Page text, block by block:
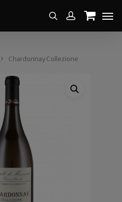
Chardonnay Collezione